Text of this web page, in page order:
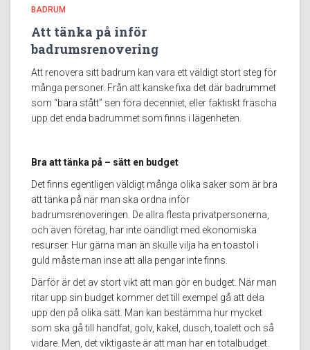
BADRUM
Att tänka på inför
badrumsrenovering
Att renovera sitt badrum kan vara ett väldigt stort steg för
många personer. Från att kanske fixa det där badrummet
som “bara stått” sen föra decenniet, eller faktiskt fräscha
upp det enda badrummet som finns i lägenheten.
Bra att tänka på – sätt en budget
Det finns egentligen väldigt många olika saker som är bra
att tänka på när man ska ordna inför
badrumsrenoveringen. De allra flesta privatpersonerna,
och även företag, har inte oändligt med ekonomiska
resurser. Hur gärna man än skulle vilja ha en toastol i
guld måste man inse att alla pengar inte finns.
Därför är det av stort vikt att man gör en budget. När man
ritar upp sin budget kommer det till exempel gå att dela
upp den på olika sätt. Man kan bestämma hur mycket
som ska gå till handfat, golv, kakel, dusch, toalett och så
vidare. Men, det viktigaste är att man har en totalbudget.